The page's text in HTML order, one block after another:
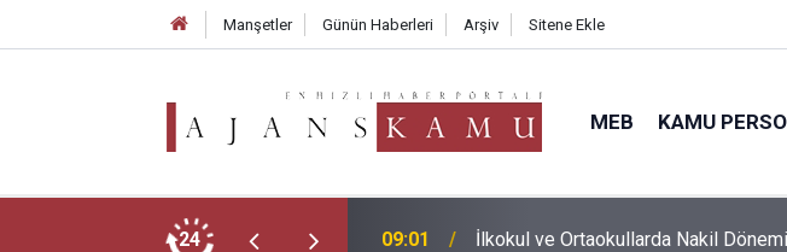
Manşetler Günün Haberleri Arşiv Sitene Ekle
MEB KAMU
24
Başladı: Veliler İçin 4 Kritik Adım! 23:16 Norm Fazlası Sözleşmeli